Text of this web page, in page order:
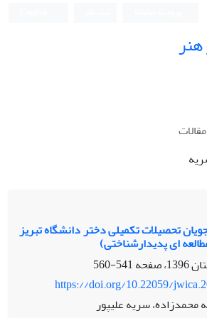
تحصیلات تکمیلی دختر دانشگاه تبریز
‏ای پدیدارشناختی)
541-560
https://doi.org/10.22059/
محمدزاده، سریه علیپور